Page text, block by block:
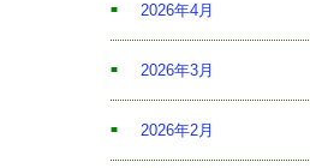
2026年4月
2026年3月
2026年2月